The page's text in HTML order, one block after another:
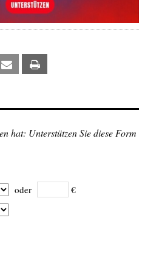
Email
hat: Unterstützen Sie diese Form
oder €